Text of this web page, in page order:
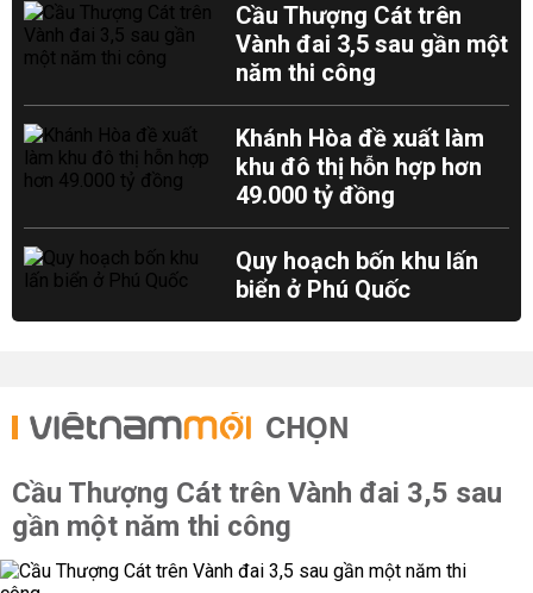
Cầu Thượng Cát trên
Vành đai 3,5 sau gần một
năm thi công
Khánh Hòa đề xuất làm
khu đô thị hỗn hợp hơn
49.000 tỷ đồng
Quy hoạch bốn khu lấn
biển ở Phú Quốc
CHỌN
Cầu Thượng Cát trên Vành đai 3,5 sau
gần một năm thi công